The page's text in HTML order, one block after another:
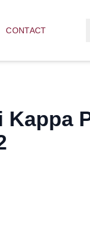
CONTACT
Kappa